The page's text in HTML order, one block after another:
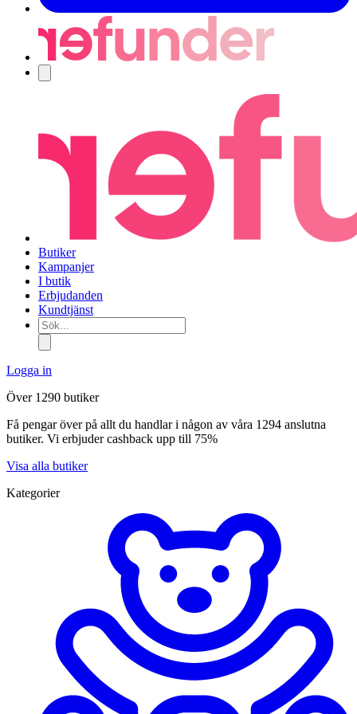
Butiker
Kampanjer
I butik
Erbjudanden
Kundtjänst
Sök...
Logga in
Över 1290 butiker
Få pengar över på allt du handlar i någon av våra 1294 anslutna
butiker. Vi erbjuder cashback upp till 75%
Visa alla butiker
Kategorier